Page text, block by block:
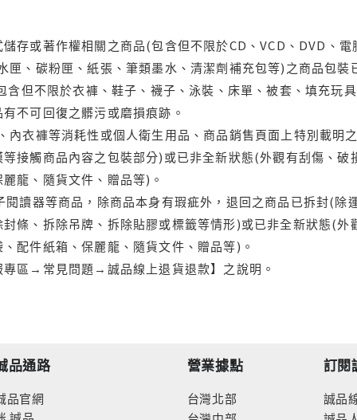
存或著作權相關之商品(包含但不限於CD、VCD、DVD、
匣、碳粉匣、紙張、筆類墨水、清潔劑補充包等)之商品包
但不限於衣褲、鞋子、襪子、泳裝、床單、被套、填充玩
不可回復之髒污或磨損痕跡。
內衣褲等消耗性或個人衛生用品、商品銷售頁面上特別載明
接觸商品內容之包裝部分)或已非全新狀態(外觀有刮傷、
龍、隨貨文件、贈品等)。
閱讀器等商品，除商品本身有瑕疵外，退回之商品已拆封(
條、拆除吊牌、拆除貼膠或標籤等情形)或已非全新狀態(
配件紙箱、保麗龍、隨貨文件、贈品等)。
專區→常見問題→誠品線上退貨退款】之說明。
品通路
品官網
營業據點
台灣北部
訂閱
誠品